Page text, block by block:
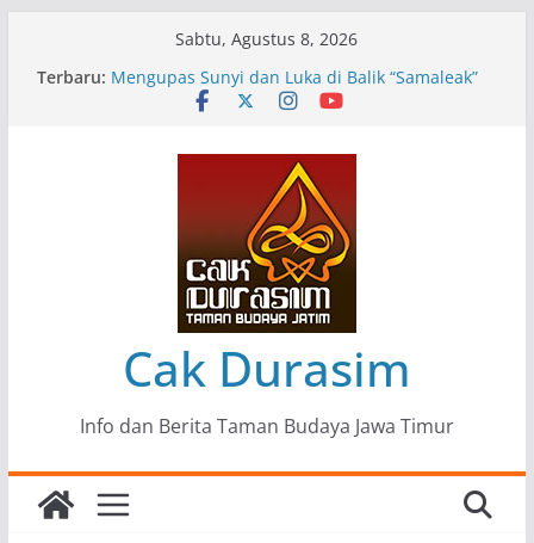
Sabtu, Agustus 8, 2026
Terbaru: Pameran Lukisan Komunitas Patria Seni Rupa
Kota Blitar : Ketika “Bergerak” Menjadi Mantra
Mengupas Sunyi dan Luka di Balik “Samaleak”
Menjaga Marwah Seni dan Budaya: Catatan
Kunjungan Kerja Ir. Bambang Haryo Soekartono
(BHS) Anggota DPR RI ke Taman Budaya Jawa
Pameran Tunggal 35 Karya Agus Koecink
“Tumbang Tambang”, Ungkapan Kritis Tentang
Derita Pekerja Pertambangan
Cak Durasim
Info dan Berita Taman Budaya Jawa Timur